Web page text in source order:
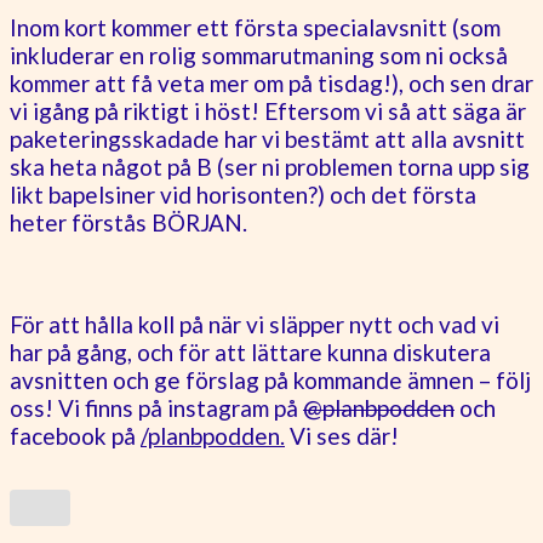
Inom kort kommer ett första specialavsnitt (som
inkluderar en rolig sommarutmaning som ni också
kommer att få veta mer om på tisdag!), och sen drar
vi igång på riktigt i höst! Eftersom vi så att säga är
paketeringsskadade har vi bestämt att alla avsnitt
ska heta något på B (ser ni problemen torna upp sig
likt bapelsiner vid horisonten?) och det första
heter förstås BÖRJAN.
För att hålla koll på när vi släpper nytt och vad vi
har på gång, och för att lättare kunna diskutera
avsnitten och ge förslag på kommande ämnen – följ
oss! Vi finns på instagram på @planbpodden och
facebook på /planbpodden. Vi ses där!